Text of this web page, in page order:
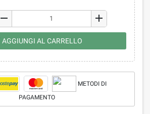
remove add
AGGIUNGI AL CARRELLO
METODI DI
PAGAMENTO